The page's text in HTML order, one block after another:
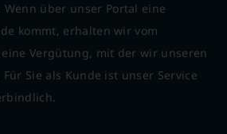
über unser Portal eine
kommt, erhalten wir vom
Vergütung, mit der wir unseren
Sie als Kunde ist unser Service